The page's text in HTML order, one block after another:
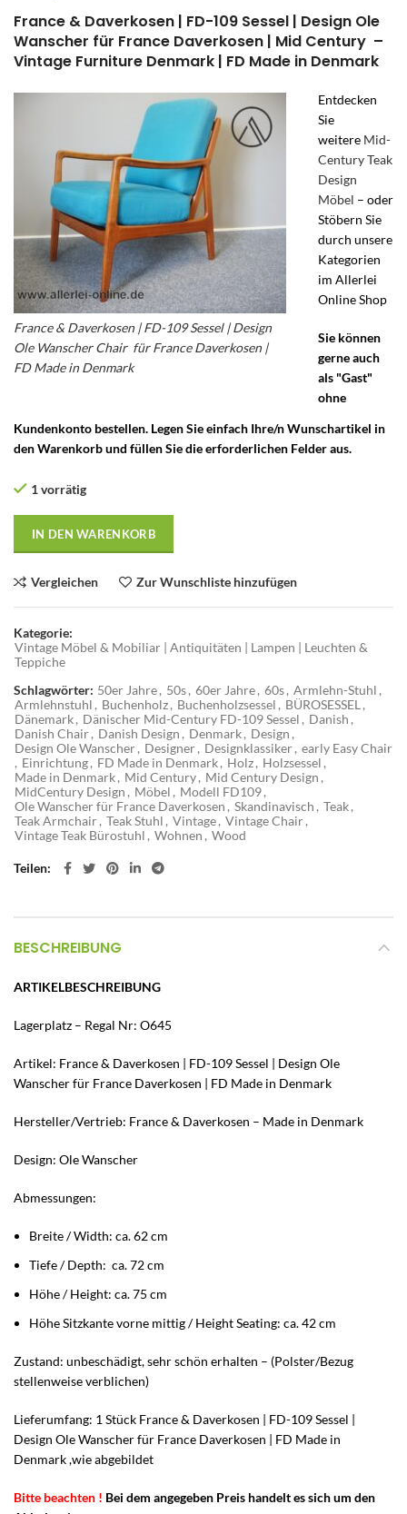
France & Daverkosen | FD-109 Sessel | Design Ole
Wanscher für France Daverkosen | Mid Century –
Vintage Furniture Denmark | FD Made in Denmark
France & Daverkosen | FD-109 Sessel | Design
Ole Wanscher Chair für France Daverkosen |
FD Made in Denmark
Entdecken
Sie
weitere Mid-
Century Teak
Design
Möbel – oder
Stöbern Sie
durch unsere
Kategorien
im Allerlei
Online Shop
Sie können
gerne auch
als "Gast"
ohne
Kundenkonto bestellen. Legen Sie einfach Ihre/n Wunschartikel in
den Warenkorb und füllen Sie die erforderlichen Felder aus.
1 vorrätig
IN DEN WARENKORB
Vergleichen Zur Wunschliste hinzufügen
Kategorie:
Vintage Möbel & Mobiliar | Antiquitäten | Lampen | Leuchten &
Teppiche
Schlagwörter: 50er Jahre, 50s, 60er Jahre, 60s, Armlehn-Stuhl ,
Armlehnstuhl , Buchenholz, Buchenholzsessel , BÜROSESSEL ,
Dänemark, Dänischer Mid-Century FD-109 Sessel , Danish ,
Danish Chair, Danish Design , Denmark, Design ,
Design Ole Wanscher, Designer, Designklassiker, early Easy Chair
, Einrichtung, FD Made in Denmark, Holz, Holzsessel ,
Made in Denmark, Mid Century, Mid Century Design ,
MidCentury Design , Möbel , Modell FD109,
Ole Wanscher für France Daverkosen , Skandinavisch , Teak,
Teak Armchair, Teak Stuhl , Vintage, Vintage Chair,
Vintage Teak Bürostuhl , Wohnen , Wood
Teilen
BESCHREIBUNG
ARTIKELBESCHREIBUNG
Lagerplatz – Regal Nr: O645
Artikel: France & Daverkosen | FD-109 Sessel | Design Ole
Wanscher für France Daverkosen | FD Made in Denmark
Hersteller/Vertrieb: France & Daverkosen – Made in Denmark
Design: Ole Wanscher
Abmessungen:
Breite / Width: ca. 62 cm
Tiefe / Depth: ca. 72 cm
Höhe / Height: ca. 75 cm
Höhe Sitzkante vorne mittig / Height Seating: ca. 42 cm
Zustand: unbeschädigt, sehr schön erhalten – (Polster/Bezug
stellenweise verblichen)
Lieferumfang: 1 Stück France & Daverkosen | FD-109 Sessel |
Design Ole Wanscher für France Daverkosen | FD Made in
Denmark ,wie abgebildet
Bitte beachten ! Bei dem angegeben Preis handelt es sich um den